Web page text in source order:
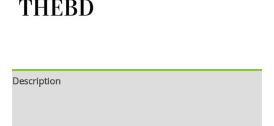
Description